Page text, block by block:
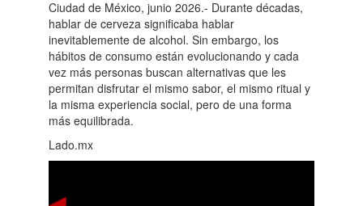
Ciudad de México, junio 2026.- Durante décadas,
hablar de cerveza significaba hablar
inevitablemente de alcohol. Sin embargo, los
hábitos de consumo están evolucionando y cada
vez más personas buscan alternativas que les
permitan disfrutar el mismo sabor, el mismo ritual y
la misma experiencia social, pero de una forma
más equilibrada.
Lado.mx